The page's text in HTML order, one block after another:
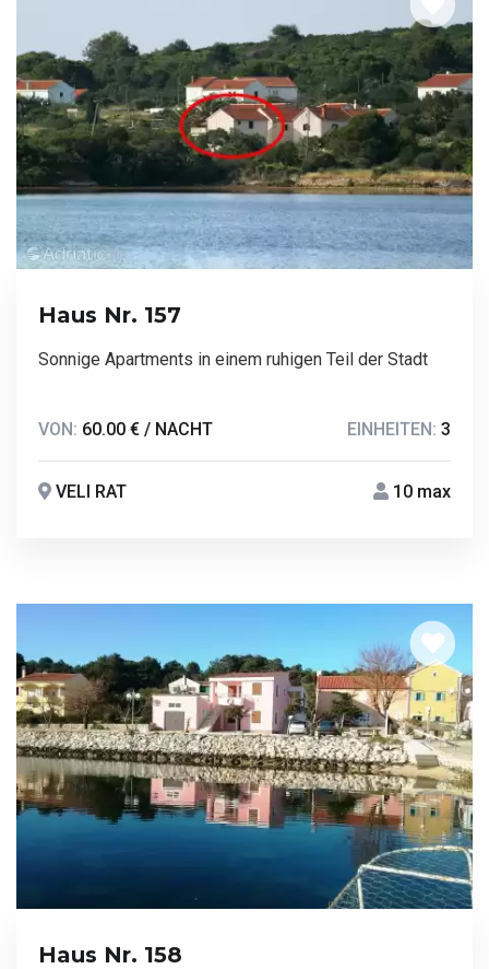
Haus Nr. 157
Sonnige Apartments in einem ruhigen Teil der Stadt
VON: 60.00 € / NACHT EINHEITEN: 3
VELI RAT 10 max
Haus Nr. 158